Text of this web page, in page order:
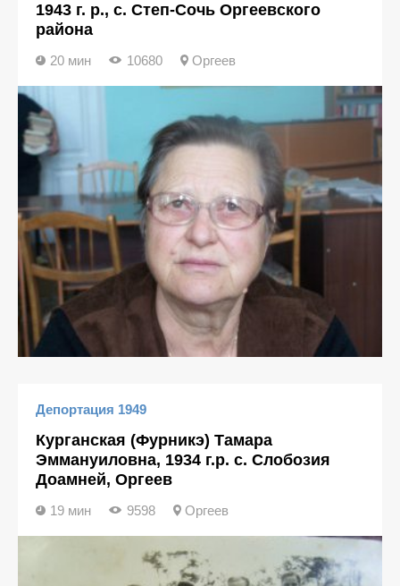
1943 г. р., с. Степ-Сочь Оргеевского
района
20 мин 10680 Оргеев
Депортация 1949
Курганская (Фурникэ) Тамара
Эммануиловна, 1934 г.р. с. Слобозия
Доамней, Оргеев
19 мин 9598 Оргеев